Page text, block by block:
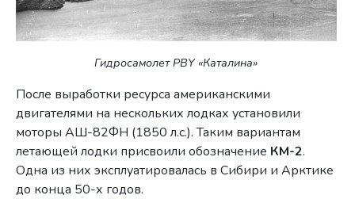
Гидросамолет PBY «Каталина»
После выработки ресурса американскими
двигателями на нескольких лодках установили
моторы АШ-82ФН (1850 л.с.). Таким вариантам
летающей лодки присвоили обозначение КМ-2.
Одна из них эксплуатировалась в Сибири и Арктике
до конца 50-х годов.